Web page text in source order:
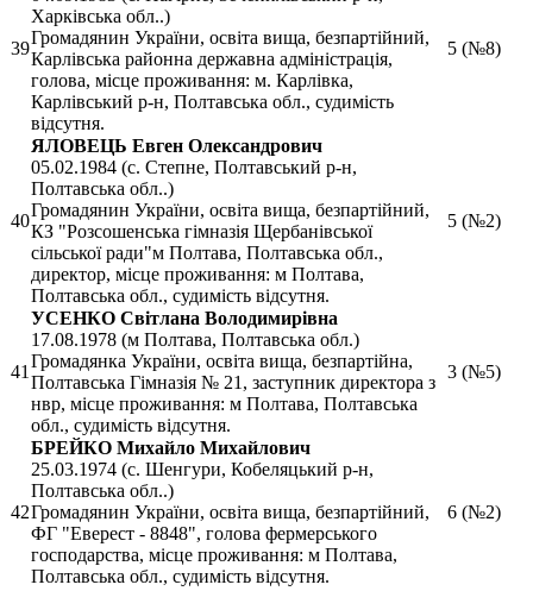
39
Харківська обл..)
Громадянин України, освіта вища, безпартійний,
Карлівська районна державна адміністрація,
голова, місце проживання: м. Карлівка,
Карлівський р-н, Полтавська обл., судимість
відсутня.
5 (№8)
40
ЯЛОВЕЦЬ Евген Олександрович
05.02.1984 (с. Степне, Полтавський р-н,
Полтавська обл..)
Громадянин України, освіта вища, безпартійний,
КЗ "Розсошенська гімназія Щербанівської
сільської ради"м Полтава, Полтавська обл.,
директор, місце проживання: м Полтава,
Полтавська обл., судимість відсутня.
5 (№2)
41
УСЕНКО Світлана Володимирівна
17.08.1978 (м Полтава, Полтавська обл.)
Громадянка України, освіта вища, безпартійна,
Полтавська Гімназія № 21, заступник директора з
нвр, місце проживання: м Полтава, Полтавська
обл., судимість відсутня.
3 (№5)
42
БРЕЙКО Михайло Михайлович
25.03.1974 (с. Шенгури, Кобеляцький р-н,
Полтавська обл..)
Громадянин України, освіта вища, безпартійний,
ФГ "Еверест - 8848", голова фермерського
господарства, місце проживання: м Полтава,
Полтавська обл., судимість відсутня.
6 (№2)